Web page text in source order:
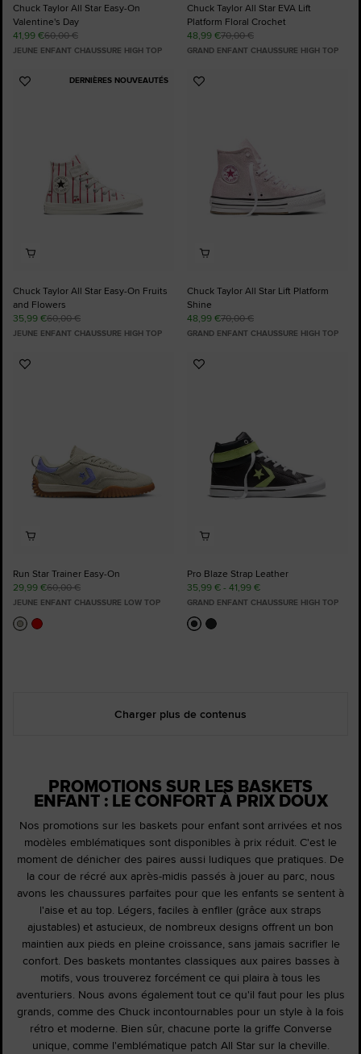
Chuck Taylor All Star Easy-On
Valentine's Day
41,99 €60,00 €
JEUNE ENFANT CHAUSSURE HIGH TOP
Chuck Taylor All Star EVA Lift
Platform Floral Crochet
48,99 €70,00 €
GRAND ENFANT CHAUSSURE HIGH TOP
DERNIÈRES NOUVEAUTÉS
Ajouter
Chuck Taylor All Star Easy-On Fruits
and Flowers
35,99 €60,00 €
JEUNE ENFANT CHAUSSURE HIGH TOP
Ajouter
Chuck Taylor All Star Lift Platform
Shine
48,99 €70,00 €
GRAND ENFANT CHAUSSURE HIGH TOP
Ajouter
Run Star Trainer Easy-On
29,99 €60,00 €
JEUNE ENFANT CHAUSSURE LOW TOP
Ajouter
Pro Blaze Strap Leather
35,99 € - 41,99 €
GRAND ENFANT CHAUSSURE HIGH TOP
Charger plus de contenus
PROMOTIONS SUR LES BASKETS
ENFANT : LE CONFORT À PRIX DOUX
Nos promotions sur les baskets pour enfant sont arrivées et nos
modèles emblématiques sont disponibles à prix réduit. C'est le
moment de dénicher des paires aussi ludiques que pratiques. De
la cour de récré aux après-midis passés à jouer au parc, nous
avons les chaussures parfaites pour que les enfants se sentent à
l'aise et au top. Légers, faciles à enfiler (grâce aux straps
ajustables) et astucieux, de nombreux designs offrent un bon
maintien aux pieds en pleine croissance, sans jamais sacrifier le
confort. Des baskets montantes classiques aux paires basses à
motifs, vous trouverez forcément ce qui plaira à tous les
aventuriers. Nous avons également tout ce qu'il faut pour les plus
grands, comme des Chuck incontournables pour un style à la fois
rétro et moderne. Bien sûr, chacune porte la griffe Converse
unique, comme l'emblématique patch All Star sur la cheville.